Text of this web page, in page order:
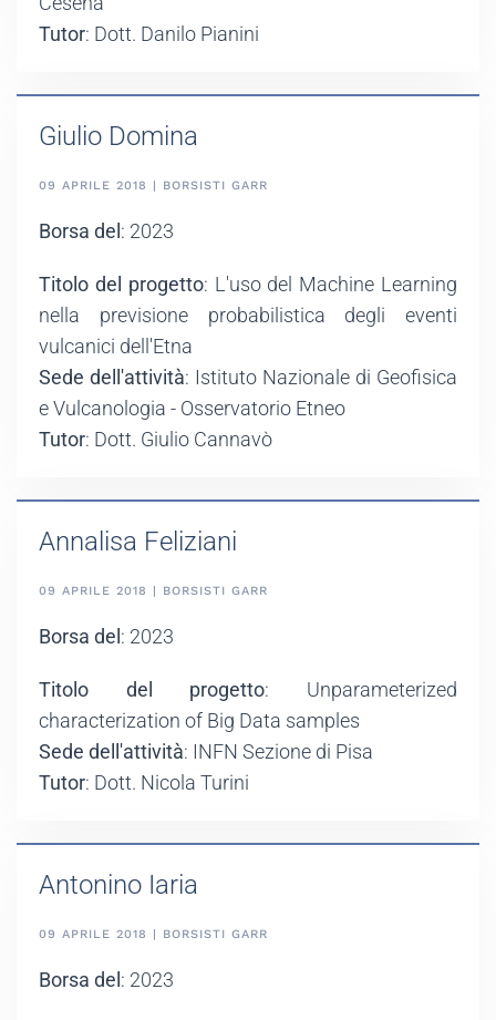
Tutor: Dott. Danilo Pianini
Giulio Domina
09 APRILE 2018 | BORSISTI GARR
Borsa del : 2023
Titolo del progetto: L'uso del Machine Learning
nella previsione probabilistica degli eventi
vulcanici dell'Etna
Sede dell'attività: Istituto Nazionale di Geofisica
e Vulcanologia - Osservatorio Etneo
Tutor: Dott. Giulio Cannavò
Annalisa Feliziani
09 APRILE 2018 | BORSISTI GARR
Borsa del : 2023
Titolo del progetto: Unparameterized
characterization of Big Data samples
Sede dell'attività: INFN Sezione di Pisa
Tutor: Dott. Nicola Turini
Antonino Iaria
09 APRILE 2018 | BORSISTI GARR
Borsa del : 2023